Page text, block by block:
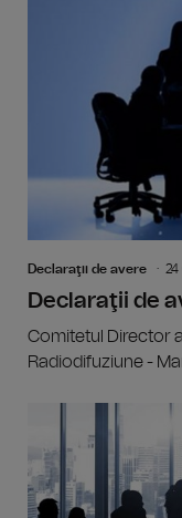
Declaraţii de avere 24
Declaraţii de
Comitetul Director
Radiodifuziune -